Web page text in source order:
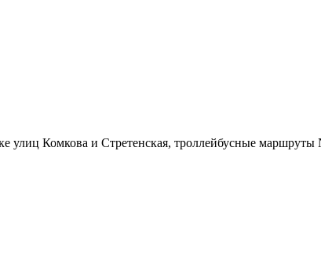
улиц Комкова и Стретенская, троллейбусные